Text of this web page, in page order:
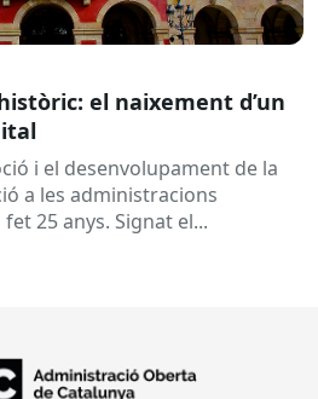
el naixement d’un
i el desenvolupament de la
a les administracions
25 anys. Signat el...